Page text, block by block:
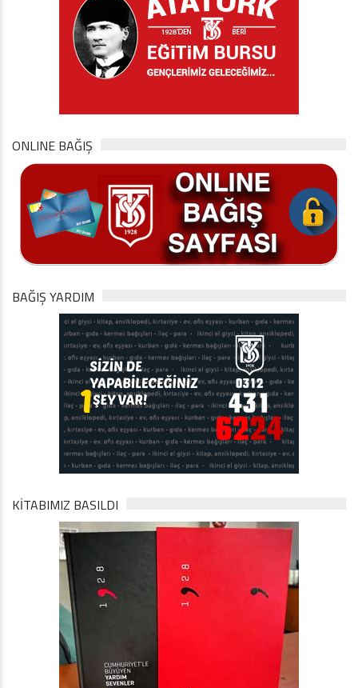
ONLINE BAĞIŞ
BAĞIŞ YARDIM
KİTABIMIZ BASILDI